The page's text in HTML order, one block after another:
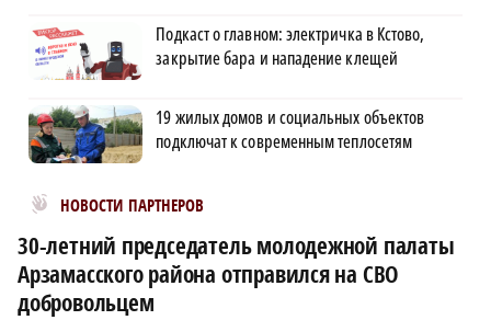
Подкаст о главном: электричка в Кстово,
закрытие бара и нападение клещей
19 жилых домов и социальных объектов
подключат к современным теплосетям
НОВОСТИ ПАРТНЕРОВ
Новости МирТесен
30-летний председатель молодежной палаты
Арзамасского района отправился на СВО
добровольцем